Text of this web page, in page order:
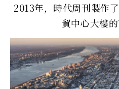
2013年，時代周刊製作
貿中心大樓